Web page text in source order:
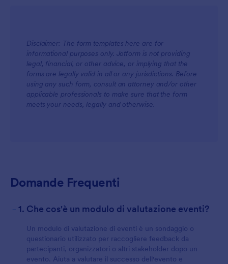
Disclaimer: The form templates here are for
informational purposes only. Jotform is not providing
legal, financial, or other advice, or implying that the
forms are legally valid in all or any jurisdictions. Before
using any such form, consult an attorney and/or other
applicable professionals to make sure that the form
meets your needs, legally and otherwise.
Domande Frequenti
- 1. Che cos'è un modulo di valutazione eventi?
Un modulo di valutazione di eventi è un sondaggio o
questionario utilizzato per raccogliere feedback da
partecipanti, organizzatori o altri stakeholder dopo un
evento. Aiuta a valutare il successo dell'evento e